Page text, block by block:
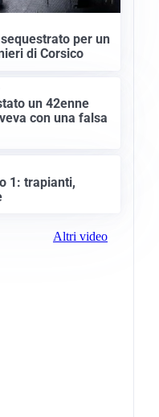
per un
di Corsico
un 42enne
con una falsa
1: trapianti,
Altri video